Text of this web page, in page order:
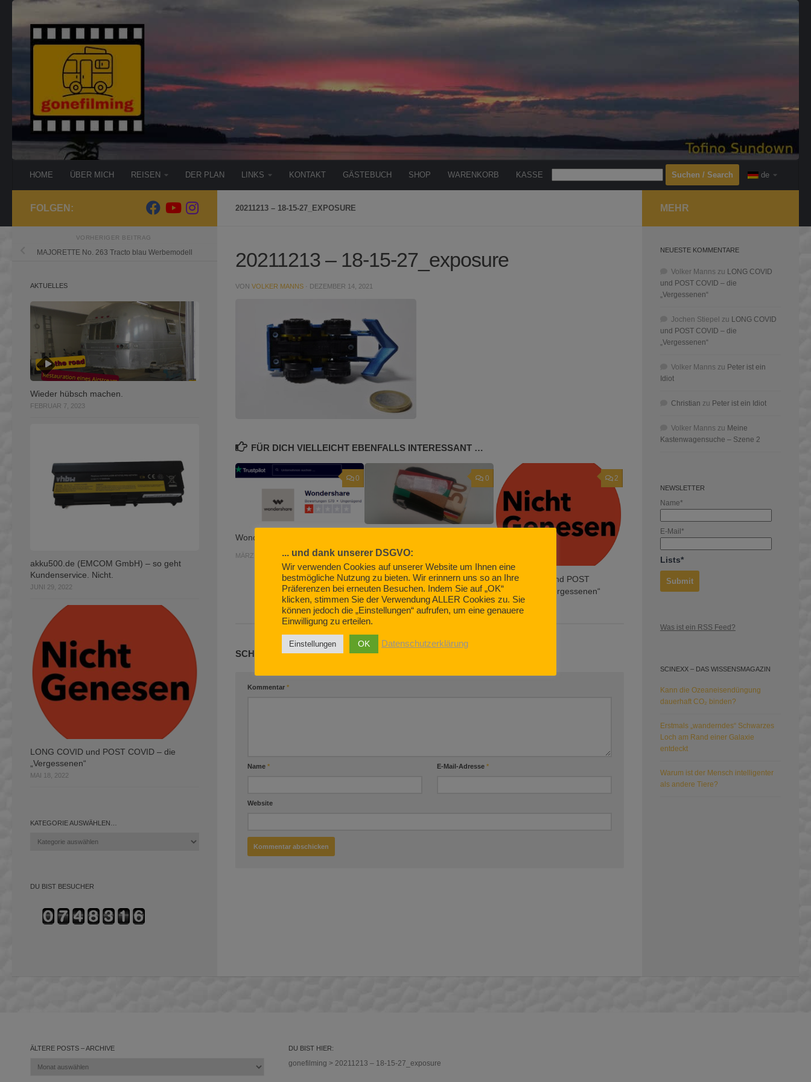
HOME ÜBER MICH REISEN DER PLAN LINKS KONTAKT GÄSTEBUCH SHOP WARENKORB KASSE
Search
de
20211213 – 18-15-27_EXPOSURE
20211213 – 18-15-27_exposure
VON VOLKER MANNS · DEZEMBER 14, 2021
FÜR DICH VIELLEICHT EBENFALLS INTERESSANT …
0
Wondershare
MÄRZ 9, 2019
0
Begegnung der 3. Art.
OKTOBER 22, 2019
2
LONG COVID und POST
COVID – die „Vergessenen“
MAI 18, 2022
SCHREIBE EINEN KOMMENTAR
Kommentar *
Name * E-Mail-Adresse*
Website
FOLGEN:
VORHERIGER BEITRAG
MAJORETTE No. 263 Tracto blau Werbemodell
AKTUELLES
Wieder hübsch machen.
FEBRUAR 7, 2023
akku500.de (EMCOM GmbH) – so geht
Kundenservice. Nicht.
JUNI 29, 2022
LONG COVID und POST COVID – die
„Vergessenen“
MAI 18, 2022
KATEGORIE AUSWÄHLEN…
Kategorie
DU BIST BESUCHER
MEHR
NEUESTE KOMMENTARE
Volker Manns zu LONG COVID
und POST COVID – die
„Vergessenen“
Jochen Stiepel zu LONG COVID
und POST COVID – die
„Vergessenen“
Volker Manns zu Peter ist ein
Idiot
Christian zu Peter ist ein Idiot
Volker Manns zu Meine
Kastenwagensuche – Szene 2
NEWSLETTER
Name*
E-Mail*
Lists*
Was ist ein RSS Feed?
SCINEXX – DAS WISSENSMAGAZIN
Kann die Ozeaneisendüngung
dauerhaft CO₂ binden?
Erstmals „wanderndes“ Schwarzes
Loch am Rand einer Galaxie
entdeckt
Warum ist der Mensch intelligenter
als andere Tiere?
ÄLTERE POSTS – ARCHIVE
Ältere
DU BIST HIER:
gonefilming > 20211213 – 18-15-27_exposure
... und dank unserer DSGVO:
Wir verwenden Cookies auf unserer Website um Ihnen eine
bestmögliche Nutzung zu bieten. Wir erinnern uns so an Ihre
Präferenzen bei erneuten Besuchen. Indem Sie auf „OK“
klicken, stimmen Sie der Verwendung ALLER Cookies zu. Sie
können jedoch die „Einstellungen“ aufrufen, um eine genauere
Einwilligung zu erteilen.
Einstellungen OK Datenschutzerklärung